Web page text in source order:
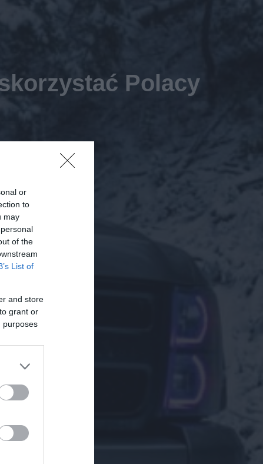
or
to
may
of the
List of
and store
grant or
purposes
Polacy